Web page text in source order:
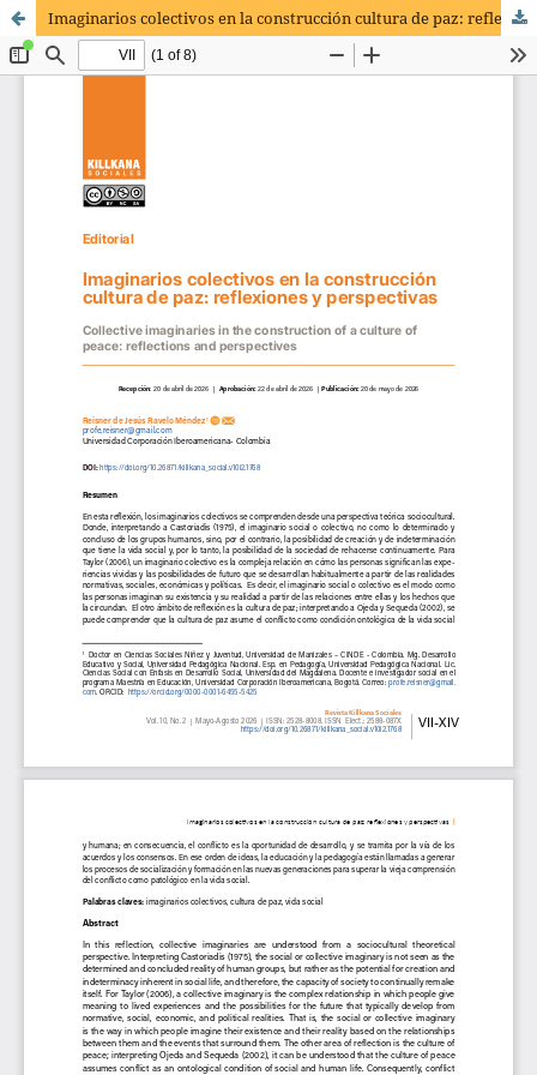
Imaginarios colectivos en la construcción cultura de paz: reflexiones y perspectivas